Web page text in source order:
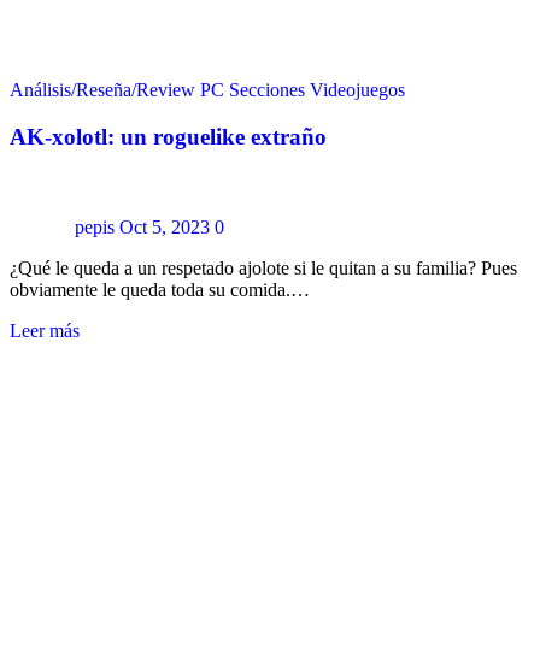
Análisis/Reseña/Review PC Secciones Videojuegos
AK-xolotl: un roguelike extraño
pepis Oct 5, 2023 0
¿Qué le queda a un respetado ajolote si le quitan a su familia? Pues
obviamente le queda toda su comida.…
Leer más